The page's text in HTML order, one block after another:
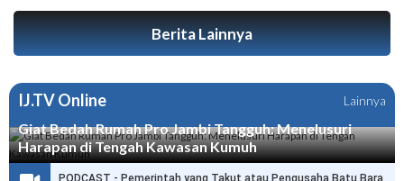
Berita Lainnya
IJ.TV Online Lainnya
Giat Bedah Rumah Pro Jambi Tangguh: Menelusuri
Harapan di Tengah Kawasan Kumuh
PODCAST - Pemerintah yang Takut atau Pengusaha Batu Bara